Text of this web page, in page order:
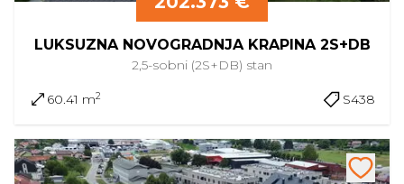
LUKSUZNA NOVOGRADNJA KRAPINA 2S+DB
2,5-sobni (2S+DB) stan
60.41 m2 S438